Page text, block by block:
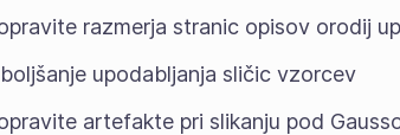
razmerja stranic opisov orodij
upodabljanja sličic vzorcev
artefakte pri slikanju pod